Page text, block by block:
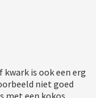
is ook een erg
niet goed
met een kokos